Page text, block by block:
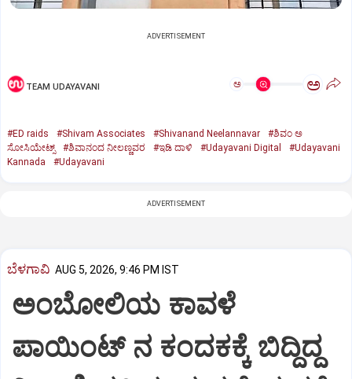
ADVERTISEMENT
TEAM UDAYAVANI ಅ ಅ
#ED raids #Shivam Associates #Shivanand Neelannavar
#ಶಿವಂ ಅ
ಸೋಸಿಯೇಟ್ಸ್
#ಶಿವಾನಂದ ನೀಲಣ್ಣವರ #ಇಡಿ ದಾಳಿ #Udayavani Digital
#Udayavani
Kannada
#Udayavani
ADVERTISEMENT
ಬೆಳಗಾವಿ AUG 5, 2026, 9:46 PM IST
ಅಂಬೋಲಿಯ ಕಾವಳೆ‌
ಪಾಯಿಂಟ್ ನ ಕಂದಕಕ್ಕೆ ಬಿದ್ದಿದ್ದ